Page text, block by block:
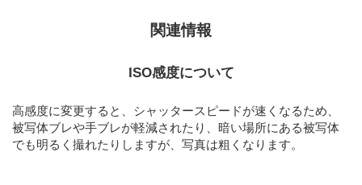
関連情報
ISO感度について
高感度に変更すると、シャッタースピードが速くなるため、
被写体ブレや手ブレが軽減されたり、暗い場所にある被写体
でも明るく撮れたりしますが、写真は粗くなります。